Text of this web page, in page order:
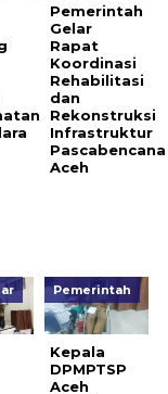
Pemerintah
Gelar
Rapat
Koordinasi
Rehabilitasi
dan
Rekonstruksi
Infrastruktur
Pascabencana
Aceh
Pemerintah
Kepala
DPMPTSP
Aceh